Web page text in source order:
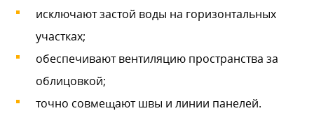
исключают застой воды на горизонтальных
участках;
обеспечивают вентиляцию пространства за
облицовкой;
точно совмещают швы и линии панелей.